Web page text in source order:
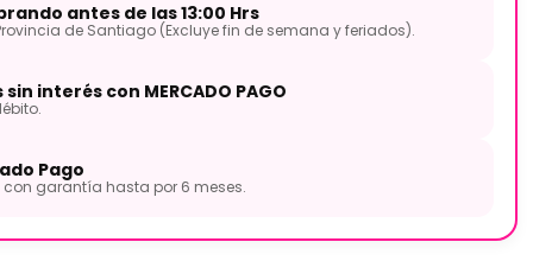
antes de las 13:00 Hrs
de Santiago (Excluye fin de semana y feriados).
interés con MERCADO PAGO
Pago
garantía hasta por 6 meses.